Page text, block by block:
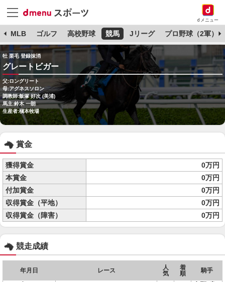
dメニュー
MLB ゴルフ 高校野球 競馬 Jリーグ プロ野球（2軍）
牡 栗毛 登録抹消
グレートビガー
父:ロングリート
母:アグネスソロン
調教師:飯塚 好次 (美浦)
馬主:鈴木 一朗
生産者:槇本牧場
賞金
獲得賞金
0万円
本賞金
0万円
付加賞金
0万円
収得賞金（平地）
0万円
収得賞金（障害）
0万円
競走成績
年月日 レース
人
気
着
順
騎手